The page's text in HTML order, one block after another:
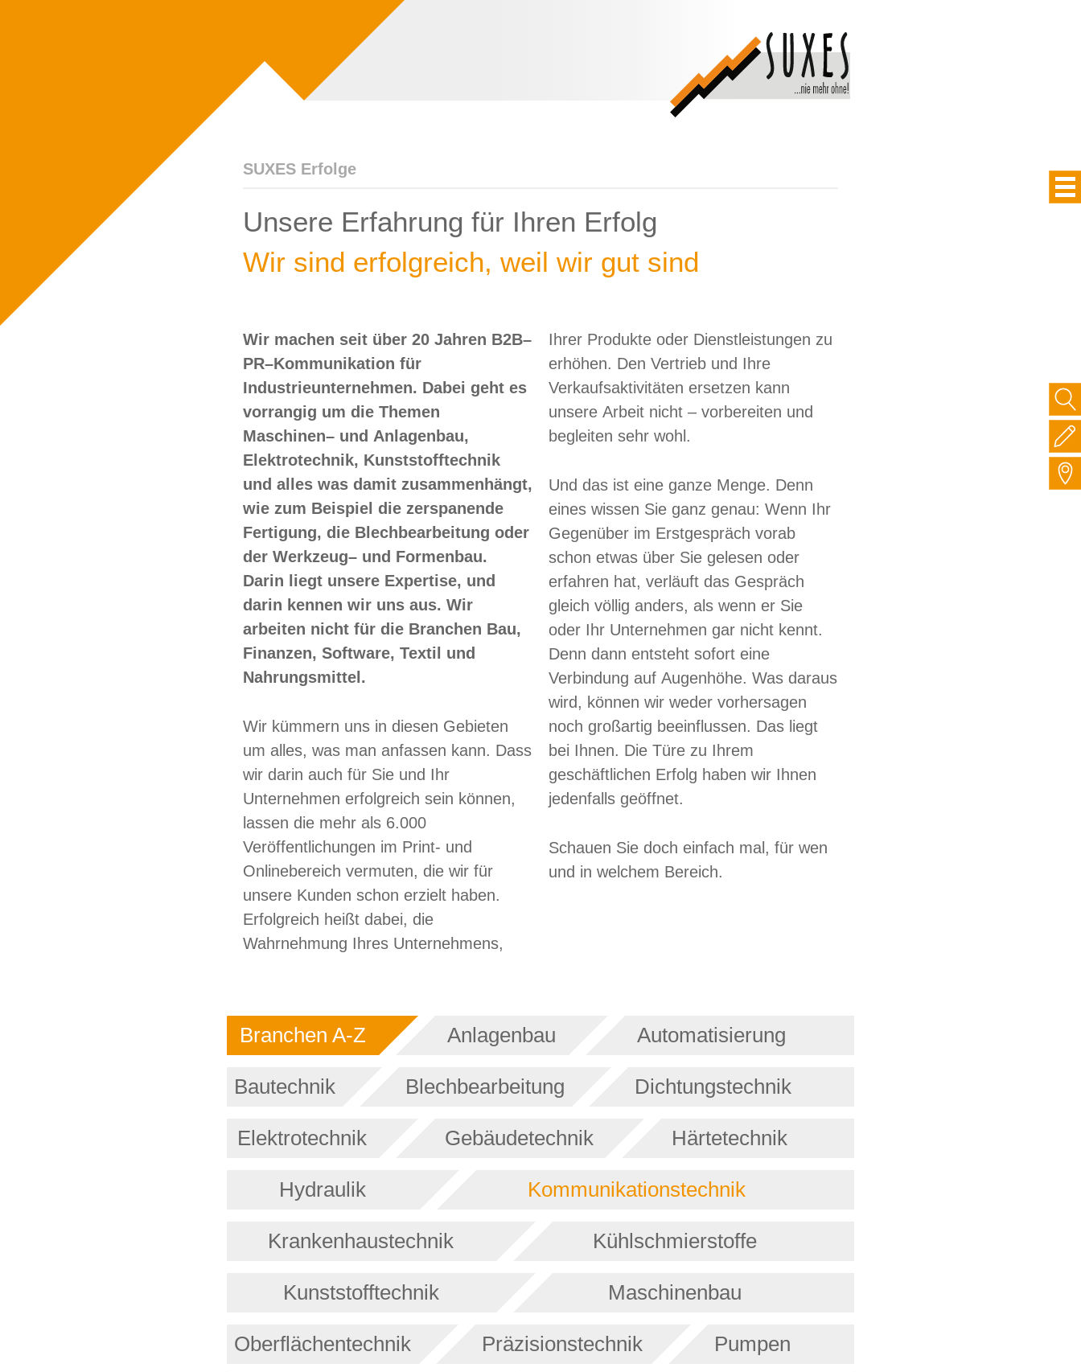
SUXES Erfolge
Unsere Erfahrung für Ihren Erfolg
Wir sind erfolgreich, weil wir gut sind
Wir machen seit über 20 Jahren B2B–
PR–Kommunikation für
Industrieunterneh­men. Dabei geht es
vorrangig um die Themen
Maschinen– und Anlagenbau,
Elektrotechnik, Kunststofftechnik
und alles was damit zusammenhängt,
wie zum Beispiel die zerspanende
Fertigung, die Blechbearbeitung oder
der Werkzeug– und Formenbau.
Darin liegt unsere Expertise, und
darin kennen wir uns aus. Wir
arbeiten nicht für die Branchen Bau,
Finanzen, Software, Textil und
Nahrungsmittel.
Wir kümmern uns in diesen Gebieten
um alles, was man anfassen kann. Dass
wir darin auch für Sie und Ihr
Unternehmen erfolgreich sein können,
lassen die mehr als 6.000
Veröffentlichungen im Print- und
Onlinebereich vermuten, die wir für
unsere Kunden schon erzielt haben.
Erfolgreich heißt dabei, die
Wahrnehmung Ihres Unternehmens,
Ihrer Produkte oder Dienstleistungen zu
erhöhen. Den Vertrieb und Ihre
Verkaufsaktivitäten ersetzen kann
unsere Arbeit nicht – vorbereiten und
begleiten sehr wohl.
Und das ist eine ganze Menge. Denn
eines wissen Sie ganz genau: Wenn Ihr
Gegenüber im Erstgespräch vorab
schon etwas über Sie gelesen oder
erfahren hat, verläuft das Gespräch
gleich völlig anders, als wenn er Sie
oder Ihr Unternehmen gar nicht kennt.
Denn dann entsteht sofort eine
Verbindung auf Augenhöhe. Was daraus
wird, können wir weder vorhersagen
noch großartig beeinflussen. Das liegt
bei Ihnen. Die Türe zu Ihrem
geschäftlichen Erfolg haben wir Ihnen
jedenfalls geöffnet.
Schauen Sie doch einfach mal, für wen
und in welchem Bereich.
Branchen A-Z Anlagenbau Automatisierung
Bautechnik Blechbearbeitung Dichtungstechnik
Elektrotechnik Gebäudetechnik Härtetechnik
Hydraulik Kommunikationstechnik
Krankenhaustechnik Kühlschmierstoffe
Kunststofftechnik Maschinenbau
Oberflächentechnik Präzisionstechnik Pumpen